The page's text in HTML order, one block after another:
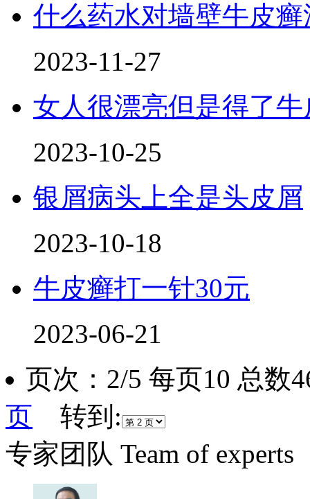
什么药水对墙壁牛皮
2023-11-27
女人很漂亮但是得了牛
2023-10-25
银屑病头上全是头皮屑
2023-10-18
牛皮癣打一针30元
2023-06-21
页次：2/5 每页10 总
页 转到:
专家团队 Team of experts